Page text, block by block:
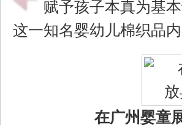
方、赋予孩子本真为基
这一知名婴幼儿棉织品内
在广州婴童